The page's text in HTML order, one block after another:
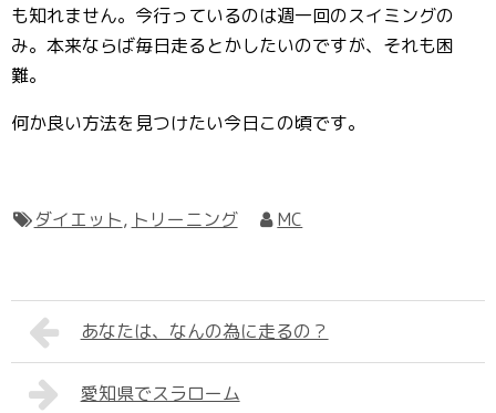
も知れません。今行っているのは週一回のスイミングの
み。本来ならば毎日走るとかしたいのですが、それも困
難。
何か良い方法を見つけたい今日この頃です。
ダイエット, トリーニング MC
あなたは、なんの為に走るの？
愛知県でスラローム